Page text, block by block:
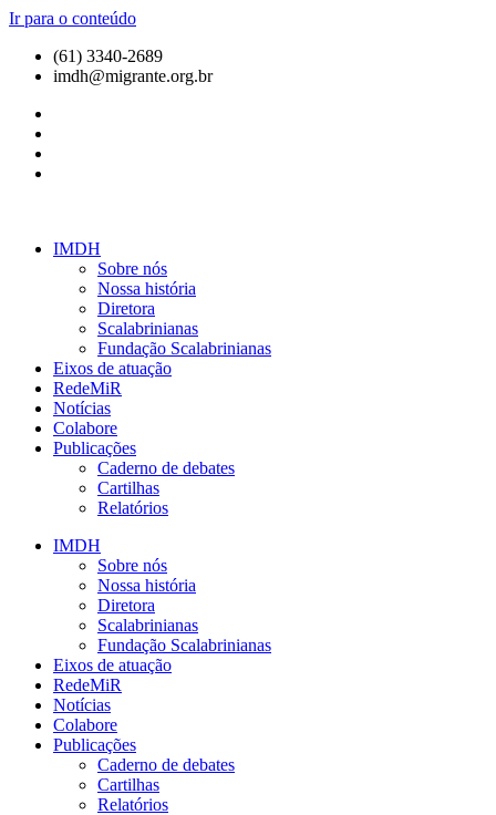
Ir para o conteúdo
(61) 3340-2689
imdh@migrante.org.br
IMDH
Sobre nós
Nossa história
Diretora
Scalabrinianas​
Fundação Scalabrinianas​
Eixos de atuação
RedeMiR
Notícias​
Colabore
Publicações
Caderno de debates
Cartilhas
Relatórios
IMDH
Sobre nós
Nossa história
Diretora
Scalabrinianas​
Fundação Scalabrinianas​
Eixos de atuação
RedeMiR
Notícias​
Colabore
Publicações
Caderno de debates
Cartilhas
Relatórios